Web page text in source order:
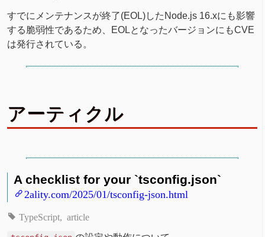
すでにメンテナンスが終了(EOL)したNode.js 16.xにも影響
する脆弱性であるため、EOLとなったバージョンにもCVE
は発行されている。
アーティクル
A checklist for your `tsconfig.json`
2ality.com/2025/01/tsconfig-json.html
TypeScript article